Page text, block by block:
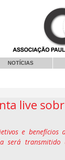
NOTÍCIAS
live
e benefícios
será